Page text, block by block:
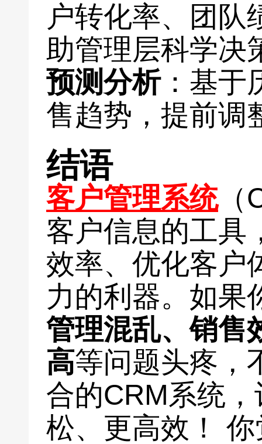
户转化率、团队
助管理层科学决
预测分析：基于
售趋势，提前调
结语
客户管理系统（
客户信息的工具
效率、优化客户
力的利器。如果
管理混乱、销售
高等问题头疼，
合的CRM系统
松、更高效！